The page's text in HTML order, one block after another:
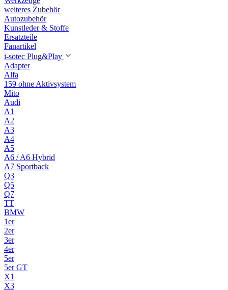
weiteres Zubehör
Autozubehör
Kunstleder & Stoffe
Ersatzteile
Fanartikel
i-sotec Plug&Play
Adapter
Alfa
159 ohne Aktivsystem
Mito
Audi
A1
A2
A3
A4
A5
A6 / A6 Hybrid
A7 Sportback
Q3
Q5
Q7
TT
BMW
1er
2er
3er
4er
5er
5er GT
X1
X3